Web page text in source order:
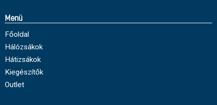
Menü
Főoldal
Hálózsákok
Hátizsákok
Kiegészítők
Outlet